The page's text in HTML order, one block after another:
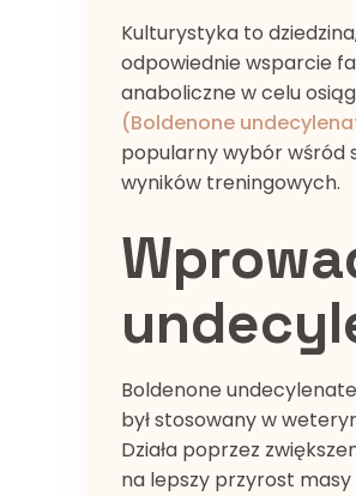
Kulturystyka to
odpowiednie wsparcie
anaboliczne w celu
(Boldenone
popularny wybór wśród
wyników treningowych.
Boldenone
był stosowany w
Działa poprzez
na lepszy przyrost masy